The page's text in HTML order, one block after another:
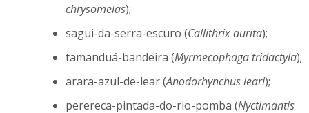
chrysomelas);
sagui-da-serra-escuro (Callithrix aurita);
tamanduá-bandeira (Myrmecophaga tridactyla);
arara-azul-de-lear (Anodorhynchus leari);
perereca-pintada-do-rio-pomba (Nyctimantis